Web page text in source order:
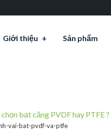
Giới thiệu Sản phẩm
bạt căng PVDF hay PTFE ?
vai-bat-pvdf-va-ptfe